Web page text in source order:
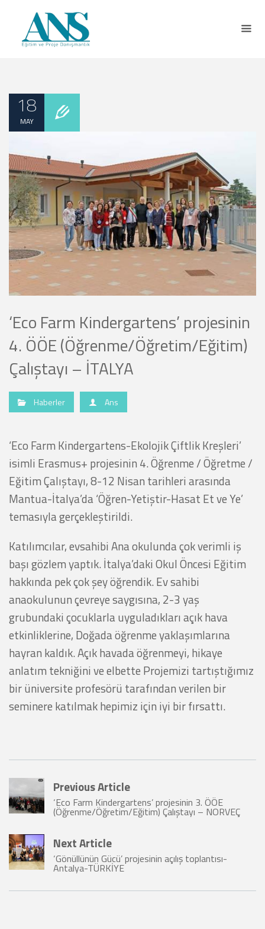
18
MAY
‘Eco Farm Kindergartens’ projesinin
4. ÖÖE (Öğrenme/Öğretim/Eğitim)
Çalıştayı – İTALYA
Haberler Ans
‘Eco Farm Kindergartens-Ekolojik Çiftlik Kreşleri’
isimli Erasmus+ projesinin 4. Öğrenme / Öğretme /
Eğitim Çalıştayı, 8-12 Nisan tarihleri ​​arasında
Mantua-İtalya’da ‘Öğren-Yetiştir-Hasat Et ve Ye’
temasıyla gerçekleştirildi.
Katılımcılar, evsahibi Ana okulunda çok verimli iş
başı gözlem yaptık. İtalya’daki Okul Öncesi Eğitim
hakkında pek çok şey öğrendik. Ev sahibi
anaokulunun çevreye saygısına, 2-3 yaş
grubundaki çocuklarla uyguladıkları açık hava
etkinliklerine, Doğada öğrenme yaklaşımlarına
hayran kaldık. Açık havada öğrenmeyi, hikaye
anlatım tekniğini ve elbette Projemizi tartıştığımız
bir üniversite profesörü tarafından verilen bir
seminere katılmak hepimiz için iyi bir fırsattı.
Previous Article
‘Eco Farm Kindergartens’ projesinin 3. ÖÖE
(Öğrenme/Öğretim/Eğitim) Çalıştayı – NORVEÇ
Next Article
‘Gönüllünün Gücü’ projesinin açılış toplantısı-
Antalya-TÜRKİYE